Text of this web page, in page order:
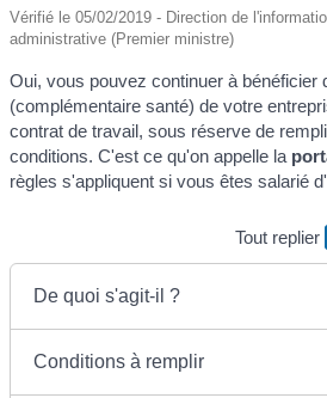
Vérifié le 05/02/2019 - Direction de
administrative (Premier ministre)
Oui, vous pouvez continuer à bénéficier
(complémentaire santé) de votre
contrat de travail, sous réserve de
conditions. C'est ce qu'on appelle la
règles s'appliquent si vous êtes salarié
Tout replier
De quoi s'agit-il ?
Conditions à remplir